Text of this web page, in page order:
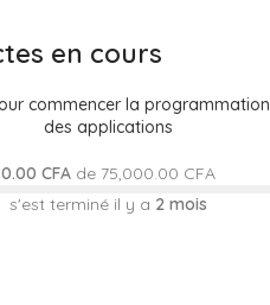
en cours
commencer la programmation
des applications
0.00 CFA de 75,000.00 CFA
s'est terminé il y a 2 mois